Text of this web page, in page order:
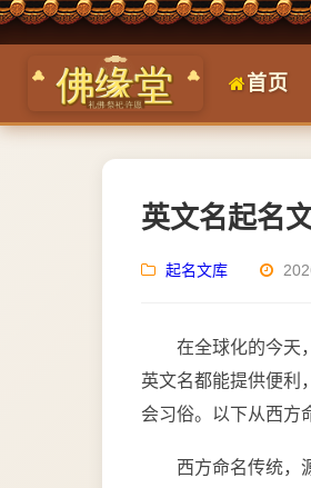
首页
英文名起名
起名文库
在全球化的今天
英文名都能提供便利
会习俗。以下从西方
西方命名传统，